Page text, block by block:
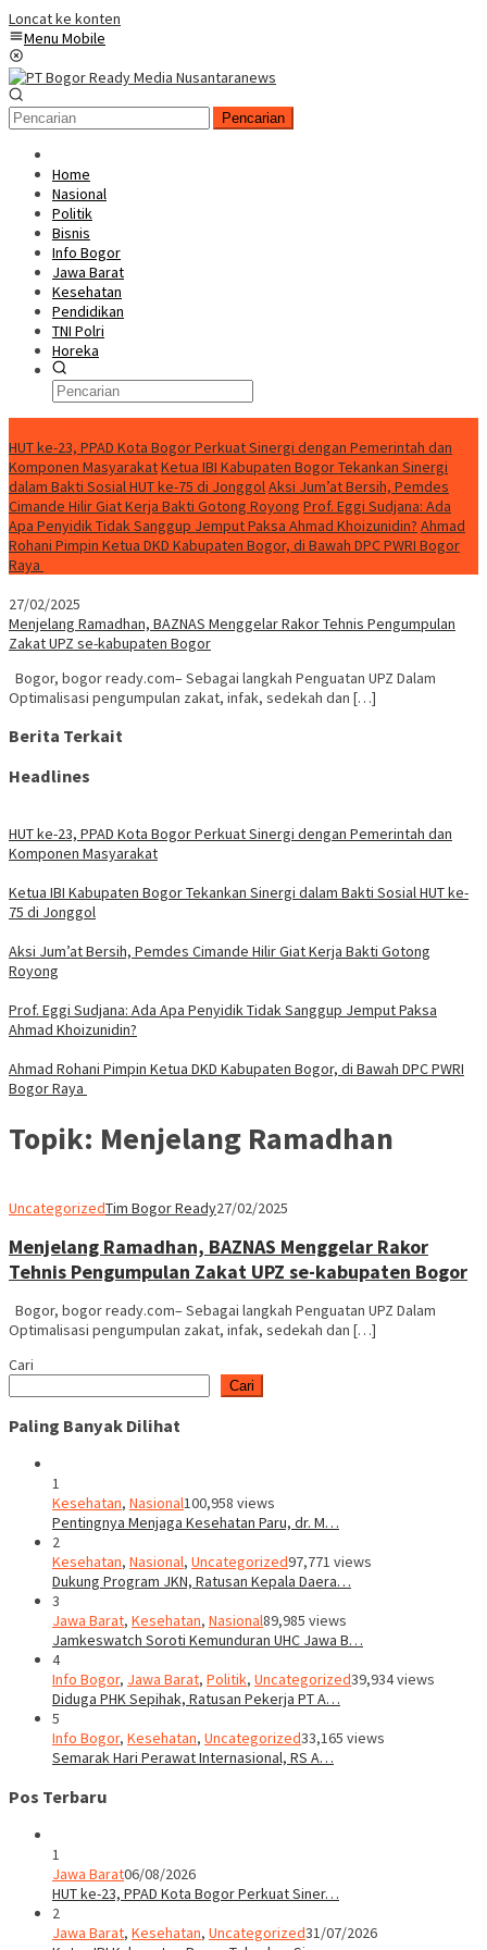
Loncat ke konten
Menu Mobile
Pencarian
Home
Nasional
Politik
Bisnis
Info Bogor
Jawa Barat
Kesehatan
Pendidikan
TNI Polri
Horeka
HUT ke-23, PPAD Kota Bogor Perkuat Sinergi dengan Pemerintah dan
Komponen MasyarakatKetua IBI Kabupaten Bogor Tekankan Sinergi
dalam Bakti Sosial HUT ke-75 di JonggolAksi Jum’at Bersih, Pemdes
Cimande Hilir Giat Kerja Bakti Gotong Royong Prof. Eggi Sudjana: Ada
Apa Penyidik Tidak Sanggup Jemput Paksa Ahmad Khoizunidin? Ahmad
Rohani Pimpin Ketua DKD Kabupaten Bogor, di Bawah DPC PWRI Bogor
Raya
27/02/2025
Menjelang Ramadhan, BAZNAS Menggelar Rakor Tehnis Pengumpulan
Zakat UPZ se-kabupaten Bogor
Bogor, bogor ready.com– Sebagai langkah Penguatan UPZ Dalam
Optimalisasi pengumpulan zakat, infak, sedekah dan […]
Berita Terkait
Headlines
HUT ke-23, PPAD Kota Bogor Perkuat Sinergi dengan Pemerintah dan
Komponen Masyarakat
Ketua IBI Kabupaten Bogor Tekankan Sinergi dalam Bakti Sosial HUT ke-
75 di Jonggol
Aksi Jum’at Bersih, Pemdes Cimande Hilir Giat Kerja Bakti Gotong
Royong
Prof. Eggi Sudjana: Ada Apa Penyidik Tidak Sanggup Jemput Paksa
Ahmad Khoizunidin?
Ahmad Rohani Pimpin Ketua DKD Kabupaten Bogor, di Bawah DPC PWRI
Bogor Raya
Topik: Menjelang Ramadhan
UncategorizedTim Bogor Ready27/02/2025
Menjelang Ramadhan, BAZNAS Menggelar Rakor
Tehnis Pengumpulan Zakat UPZ se-kabupaten Bogor
Bogor, bogor ready.com– Sebagai langkah Penguatan UPZ Dalam
Optimalisasi pengumpulan zakat, infak, sedekah dan […]
Cari
Cari
Paling Banyak Dilihat
1
Kesehatan, Nasional100,958 views
Pentingnya Menjaga Kesehatan Paru, dr. M…
2
Kesehatan, Nasional, Uncategorized97,771 views
Dukung Program JKN, Ratusan Kepala Daera…
3
Jawa Barat, Kesehatan, Nasional89,985 views
Jamkeswatch Soroti Kemunduran UHC Jawa B…
4
Info Bogor, Jawa Barat, Politik, Uncategorized39,934 views
Diduga PHK Sepihak, Ratusan Pekerja PT A…
5
Info Bogor, Kesehatan, Uncategorized33,165 views
Semarak Hari Perawat Internasional, RS A…
Pos Terbaru
1
Jawa Barat06/08/2026
HUT ke-23, PPAD Kota Bogor Perkuat Siner…
2
Jawa Barat, Kesehatan, Uncategorized31/07/2026